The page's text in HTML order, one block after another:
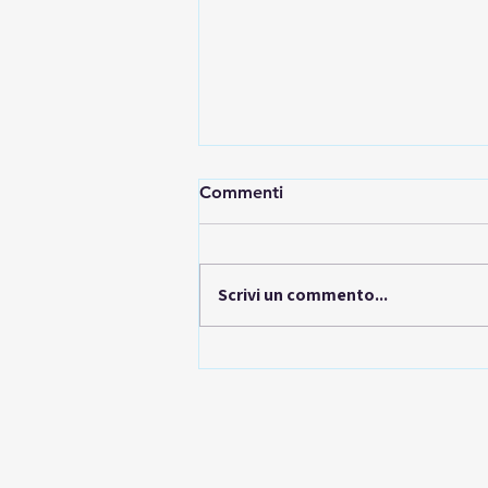
Commenti
Scrivi un commento...